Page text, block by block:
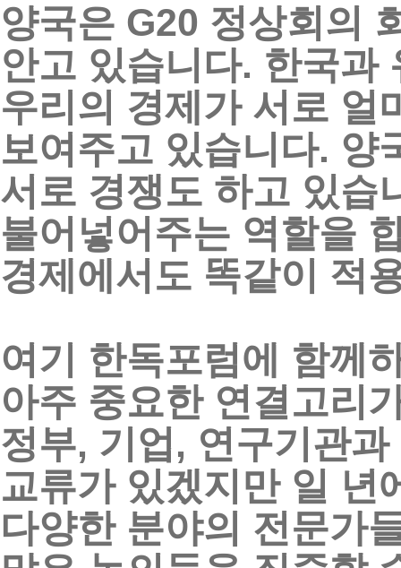
양국은 G20 정상회의
안고 있습니다. 한국과
우리의 경제가 서로 얼
보여주고 있습니다. 양
서로 경쟁도 하고 있습
불어넣어주는 역할을
경제에서도 똑같이 적
여기 한독포럼에 함께
아주 중요한 연결고리
정부, 기업, 연구기관과
교류가 있겠지만 일 년
다양한 분야의 전문가